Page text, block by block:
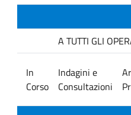
A TUTTI GLI
In
Corso
Indagini e
Consultazioni